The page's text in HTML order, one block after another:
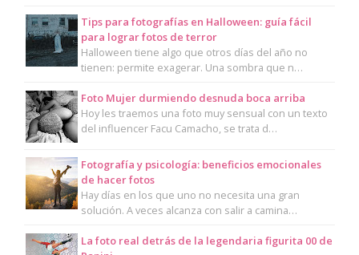
Tips para fotografías en Halloween: guía fácil
para lograr fotos de terror
Halloween tiene algo que otros días del año no
tienen: permite exagerar. Una sombra que n…
Foto Mujer durmiendo desnuda boca arriba
Hoy les traemos una foto muy sensual con un texto
del influencer Facu Camacho, se trata d…
Fotografía y psicología: beneficios emocionales
de hacer fotos
Hay días en los que uno no necesita una gran
solución. A veces alcanza con salir a camina…
La foto real detrás de la legendaria figurita 00 de